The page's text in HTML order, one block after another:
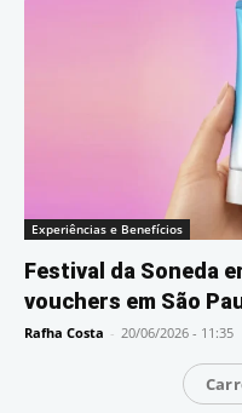
Experiências e Benefícios
Festival da Soneda
vouchers em São
Rafha Costa - 20/06/2026 - 11:35